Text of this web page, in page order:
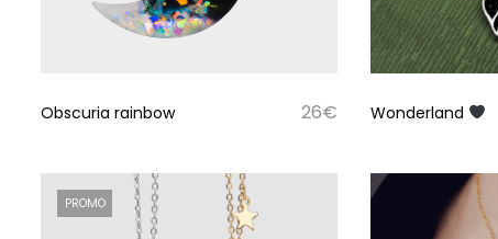
Obscuria rainbow 26€ Wonderland
PROMO